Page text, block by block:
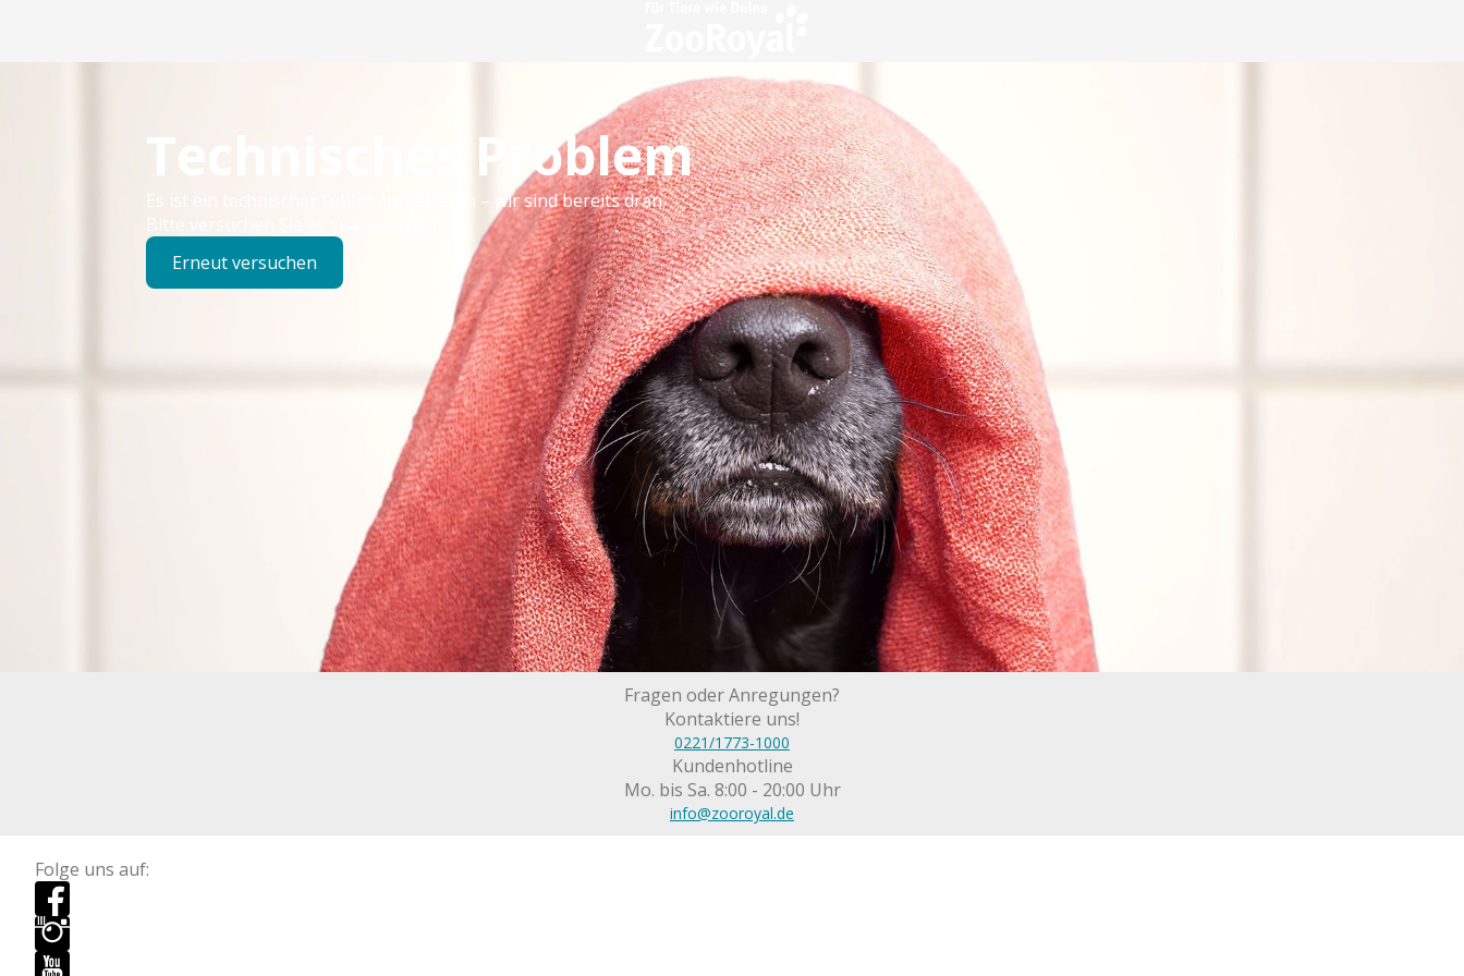
Technisches Problem
Es ist ein technischer Fehler aufgetreten – wir sind bereits dran.
Bitte versuchen Sie es später erneut.
Erneut versuchen
Fragen oder Anregungen?
Kontaktiere uns!
0221/1773-1000
Kundenhotline
Mo. bis Sa. 8:00 - 20:00 Uhr
info@zooroyal.de
Folge uns auf: